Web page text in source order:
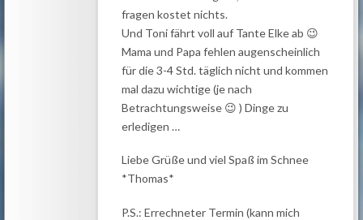
fragen kostet nichts.
Und Toni fährt voll auf Tante Elke ab 😉
Mama und Papa fehlen augenscheinlich
für die 3-4 Std. täglich nicht und kommen
mal dazu wichtige (je nach
Betrachtungsweise 😉 ) Dinge zu
erledigen …
Liebe Grüße und viel Spaß im Schnee
*Thomas*
P.S.: Errechneter Termin (kann mich